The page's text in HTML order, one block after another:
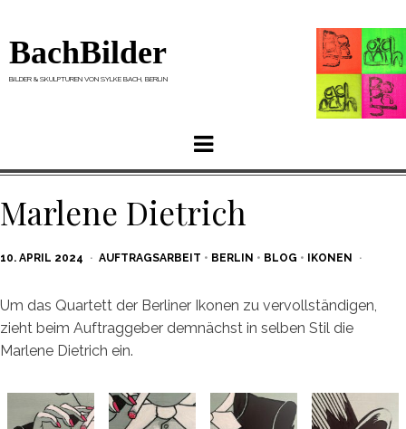
BachBilder
BILDER & SKULPTUREN VON SYLKE BACH, BERLIN
Menu
Marlene Dietrich
POSTED
10. APRIL 2024 AUFTRAGSARBEIT • BERLIN • BLOG • IKONEN
Um das Quartett der Berliner Ikonen zu vervollständigen,
zieht beim Auftraggeber demnächst in selben Stil die
Marlene Dietrich ein.